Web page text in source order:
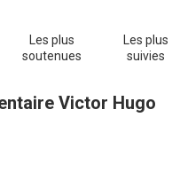
Les plus
soutenues
Les plus
suivies
Victor Hugo